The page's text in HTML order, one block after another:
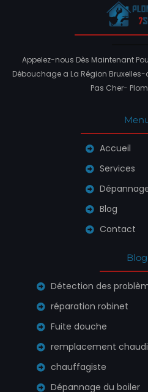
Appelez-nous Dès Maintenant
Débouchage a La Région
Pas Cher-
Accueil
Services
Blog
Contact
Blog
Détection des
réparation robinet
Fuite douche
remplacement
chauffagiste
Dépannage du boiler